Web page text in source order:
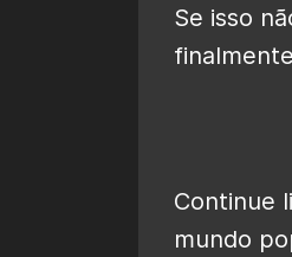
Se isso
Continue
mundo